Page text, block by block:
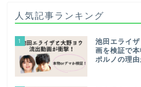
人気記事ランキング
1
池田エライ
画を検証で
ポルノの理由